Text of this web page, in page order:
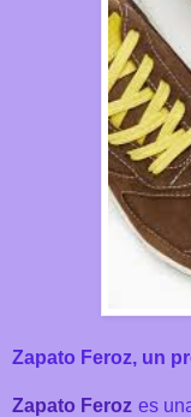
Zapato Feroz, un
Zapato Feroz es